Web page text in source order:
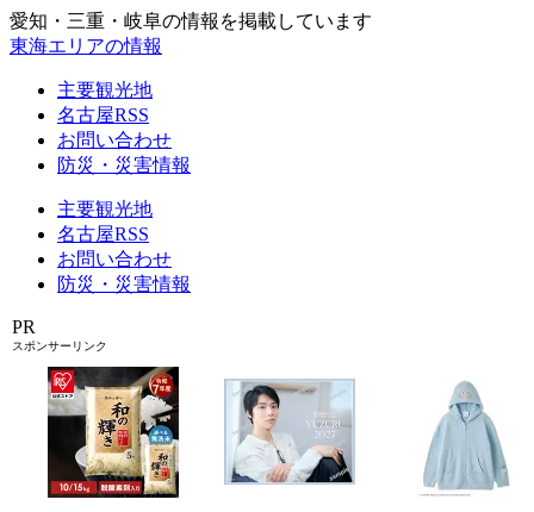
愛知・三重・岐阜の情報を掲載しています
東海エリアの情報
主要観光地
名古屋RSS
お問い合わせ
防災・災害情報
主要観光地
名古屋RSS
お問い合わせ
防災・災害情報
PR
スポンサーリンク